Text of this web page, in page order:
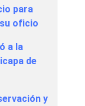
para
oficio
a la
de
y